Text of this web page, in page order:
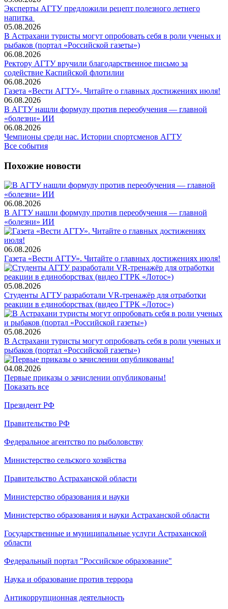
Эксперты АГТУ предложили рецепт полезного летнего
напитка
05.08.2026
В Астрахани туристы могут опробовать себя в роли ученых и
рыбаков (портал «Российской газеты»)
06.08.2026
Ректору АГТУ вручили благодарственное письмо за
содействие Каспийской флотилии
06.08.2026
Газета «Вести АГТУ». Читайте о главных достижениях июля!
06.08.2026
В АГТУ нашли формулу против переобучения — главной
«болезни» ИИ
06.08.2026
Чемпионы среди нас. Истории спортсменов АГТУ
Все события
Похожие новости
06.08.2026
В АГТУ нашли формулу против переобучения — главной
«болезни» ИИ
06.08.2026
Газета «Вести АГТУ». Читайте о главных достижениях июля!
05.08.2026
Студенты АГТУ разработали VR-тренажёр для отработки
реакции в единоборствах (видео ГТРК «Лотос»)
05.08.2026
В Астрахани туристы могут опробовать себя в роли ученых и
рыбаков (портал «Российской газеты»)
04.08.2026
Первые приказы о зачислении опубликованы!
Показать все
Президент РФ
Правительство РФ
Федеральное агентство по рыболовству
Министерство сельского хозяйства
Правительство Астраханской области
Министерство образования и науки
Министерство образования и науки Астраханской области
Государственные и муниципальные услуги Астраханской
области
Федеральный портал "Российское образование"
Наука и образование против террора
Антикоррупционная деятельность